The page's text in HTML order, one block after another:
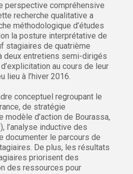
perspective compréhensive
recherche qualitative a
méthodologique d’études
la posture interprétative de
stagiaires de quatrième
deux entretiens semi-dirigés
au cours de leur
lieu à l’hiver 2016.
conceptuel regroupant le
de stratégie
modèle d’action de Bourassa,
l’analyse inductive des
documenter le parcours de
De plus, les résultats
priorisent des
des ressources pour